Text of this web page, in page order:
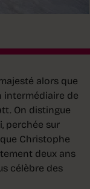
alors que
de
On distingue
perchée sur
que Christophe
deux ans
célèbre des